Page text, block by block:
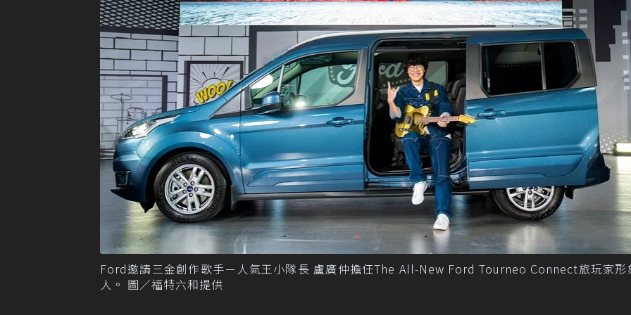
Ford邀請三金創作歌手－人氣王小隊長 盧廣仲擔任The All-New Ford Tourneo Connect旅玩家形
人。 圖／福特六和提供